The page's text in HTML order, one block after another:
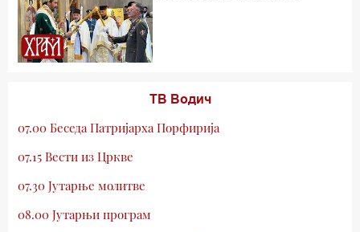
ТВ Водич
07.00 Беседа Патријарха Порфирија
07.15 Вести из Цркве
07.30 Јутарње молитве
08.00 Јутарњи програм